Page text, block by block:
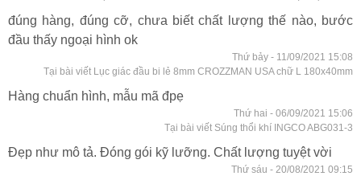
đúng hàng, đúng cỡ, chưa biết chất lượng thế nào, bước
đầu thấy ngoại hình ok
Thứ bảy - 11/09/2021 15:08
Tại bài viết Lục giác đầu bi lẻ 8mm CROZZMAN USA chữ L 180x40mm
Hàng chuẩn hình, mẫu mã đpẹ
Thứ hai - 06/09/2021 15:06
Tại bài viết Súng thổi khí INGCO ABG031-3
Đẹp như mô tả. Đóng gói kỹ lưỡng. Chất lượng tuyệt vời
Thứ sáu - 20/08/2021 09:15